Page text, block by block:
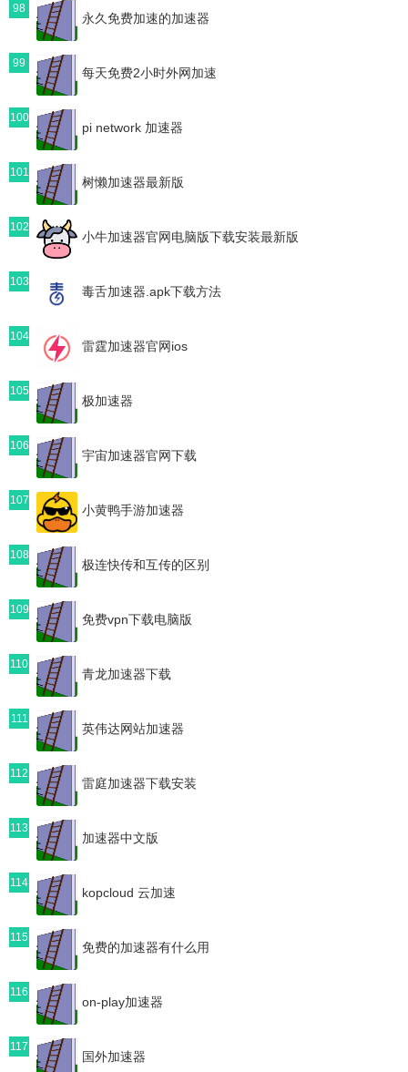
98
永久免费加速的加速器
99
每天免费2小时外网加速
100
pi network 加速器
101
树懒加速器最新版
102
小牛加速器官网电脑版下载安装最新版
103
毒舌加速器.apk下载方法
104
雷霆加速器官网ios
105
极加速器
106
宇宙加速器官网下载
107
小黄鸭手游加速器
108
极连快传和互传的区别
109
免费vpn下载电脑版
110
青龙加速器下载
111
英伟达网站加速器
112
雷庭加速器下载安装
113
加速器中文版
114
kopcloud 云加速
115
免费的加速器有什么用
116
on-play加速器
117
国外加速器